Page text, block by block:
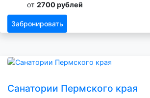
от 2700 рублей
Забронировать
Санатории Пермского края